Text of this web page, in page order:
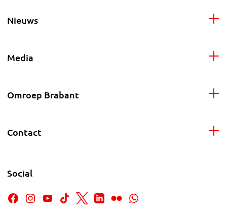
Nieuws
Media
Omroep Brabant
Contact
Social